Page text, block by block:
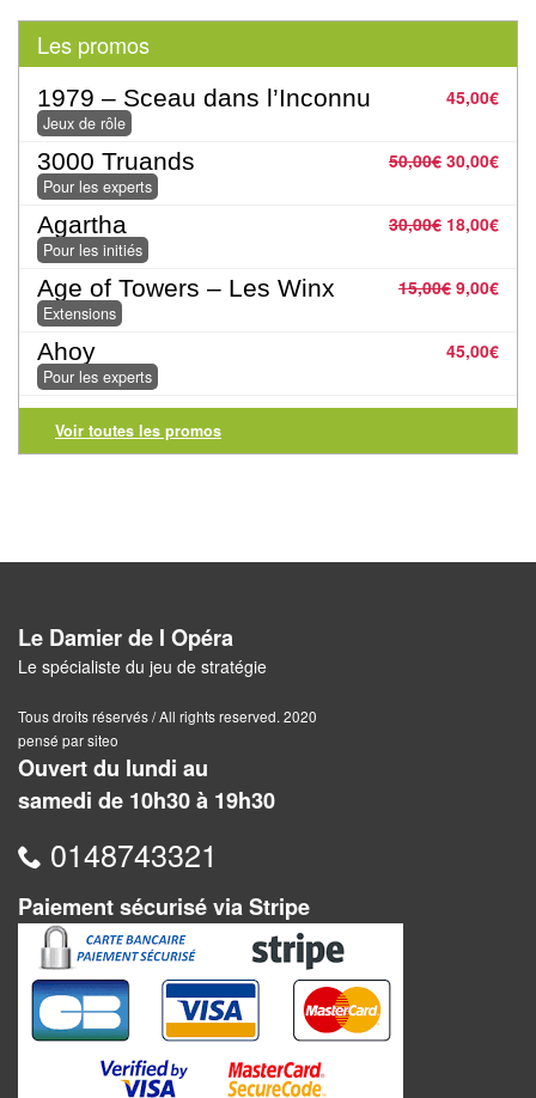
Pour
les
enfants
Pour
la
famille
Pour
les
initiés
Pour
les
experts
Joueurs
Ambiance
Coopératif
Gestion
Escape
Game
/
Enquête
Jeux
évolutifs
Les promos
45,00€
1979 – Sceau dans l’Inconnu
Jeux de rôle
50,00€ 30,00€
3000 Truands
Pour les experts
30,00€ 18,00€
Agartha
Pour les initiés
15,00€ 9,00€
Age of Towers – Les Winx
Extensions
45,00€
Ahoy
Pour les experts
Voir toutes les promos
Le Damier de l Opéra
Le spécialiste du jeu de stratégie
Tous droits réservés / All rights reserved. 2020
pensé par siteo
Ouvert du lundi au
samedi de 10h30 à 19h30
0148743321
Paiement sécurisé via Stripe